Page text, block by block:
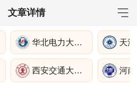
文章详情
招生政策 学制学费
报名流程
招生简章
华北电力大学(保定) 天
西安交通大学管理学院 河